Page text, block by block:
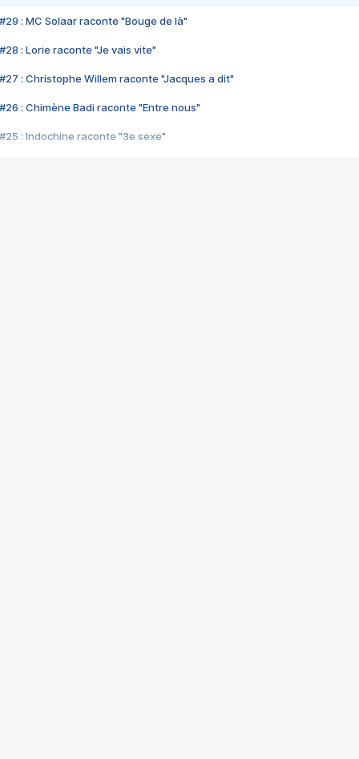
#29 : MC Solaar raconte "Bouge de là"
#28 : Lorie raconte "Je vais vite"
#27 : Christophe Willem raconte "Jacques a dit"
#26 : Chimène Badi raconte "Entre nous"
#25 : Indochine raconte "3e sexe"